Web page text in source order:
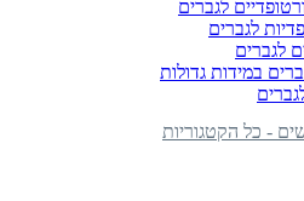
לגברים
לגברים
לגברים
במידות גדולות
- כל הקטגוריות